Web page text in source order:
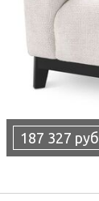
187 327 руб